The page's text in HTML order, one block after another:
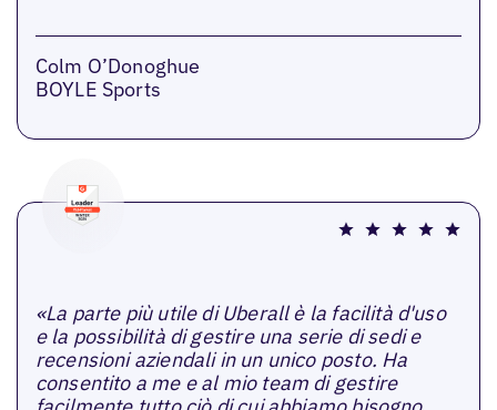
Colm O’Donoghue
BOYLE Sports
«La parte più utile di Uberall è la facilità d'uso
e la possibilità di gestire una serie di sedi e
recensioni aziendali in un unico posto. Ha
consentito a me e al mio team di gestire